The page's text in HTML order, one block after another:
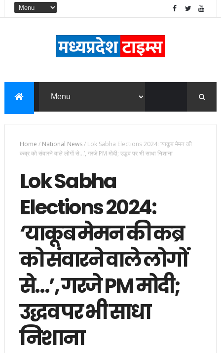
Home / National News/ Lok Sabha Elections 2024: ‘याकूब मेमन की
कब्र को संवारने वाले लोगों से…’, गरजे PM मोदी; उद्धव पर भी साधा निशाना
Lok Sabha
Elections 2024:
‘याकूब मेमन की कब्र
को संवारने वाले लोगों
से…’, गरजे PM मोदी;
उद्धव पर भी साधा
निशाना